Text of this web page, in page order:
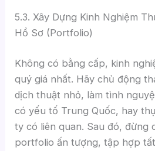
5.3. Xây Dựng Kinh Nghiệm
Hồ Sơ (Portfolio)
Không có bằng cấp, kinh
quý giá nhất. Hãy chủ động
dịch thuật nhỏ, làm tình
có yếu tố Trung Quốc, hay
ty có liên quan. Sau đó, đừng
portfolio ấn tượng, tập hợp